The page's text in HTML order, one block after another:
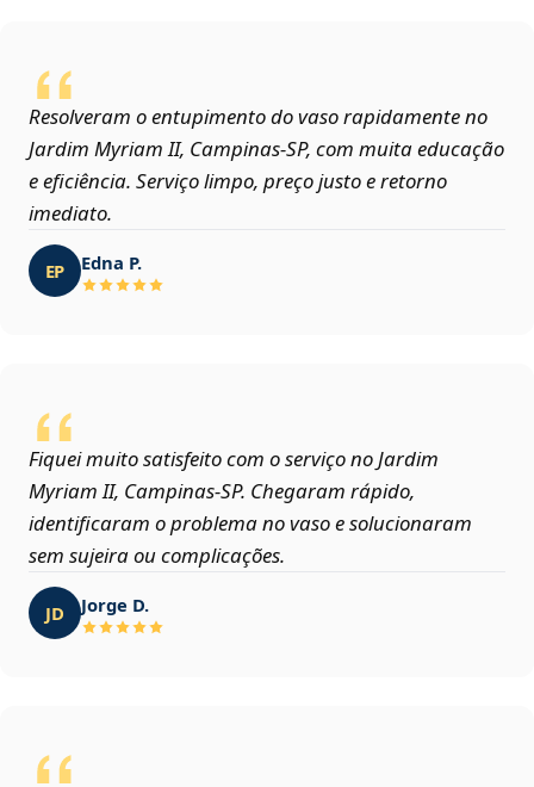
Resolveram o entupimento do vaso rapidamente no
Jardim Myriam II, Campinas‑SP, com muita educação
e eficiência. Serviço limpo, preço justo e retorno
imediato.
EP Edna P.
Fiquei muito satisfeito com o serviço no Jardim
Myriam II, Campinas‑SP. Chegaram rápido,
identificaram o problema no vaso e solucionaram
sem sujeira ou complicações.
JD Jorge D.